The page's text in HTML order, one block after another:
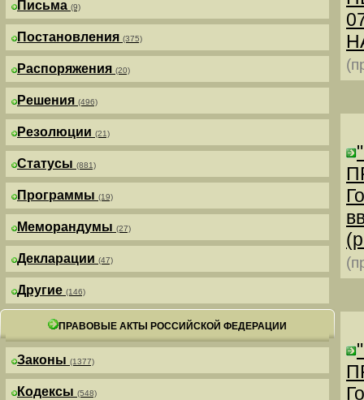
Письма (9)
Постановления (375)
Распоряжения (20)
Решения (496)
Резолюции (21)
Статусы (881)
Программы (19)
Меморандумы (27)
Декларации (47)
Другие (146)
ПРАВОВЫЕ АКТЫ РОССИЙСКОЙ ФЕДЕРАЦИИ
Законы (1377)
Кодексы (548)